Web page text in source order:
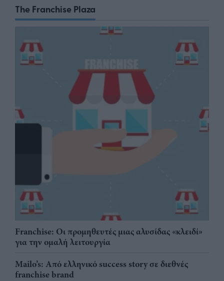
The Franchise Plaza
Franchise: Οι προμηθευτές μιας αλυσίδας «κλειδί»
για την ομαλή λειτουργία
Mailo’s: Από ελληνικό success story σε διεθνές
franchise brand